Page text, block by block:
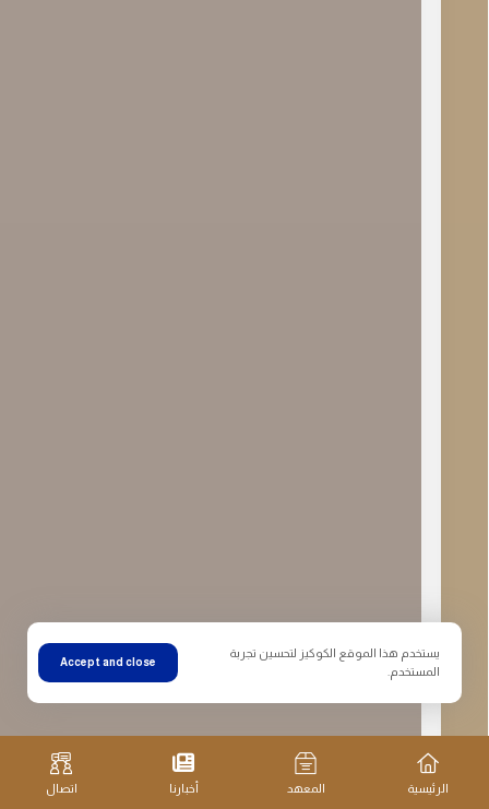
الرئيسية المعهد أخبارنا اتصال
يستخدم هذا الموقع الكوكيز لتحسين تجربة
المستخدم.
Accept and close